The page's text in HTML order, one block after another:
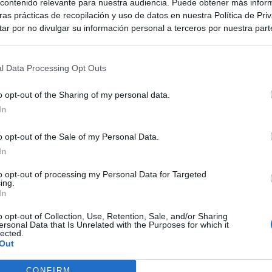
relevante para nuestra audiencia. Puede obtener más
prácticas de recopilación y uso de datos en nuestra Política de
por no divulgar su información personal a terceros por nuestra
en la información personal utilizada por nosotros o en
por no participar en la divulgación adicional de su información
en la Lista de participantes intermedios de la IAB.
Data Processing Opt Outs
opt-out of the Sharing of my personal data.
opt-out of the Sale of my Personal Data.
opt-out of processing my Personal Data for Targeted
opt-out of Collection, Use, Retention, Sale, and/or Sharing
Data that Is Unrelated with the Purposes for which it
CONFIRM